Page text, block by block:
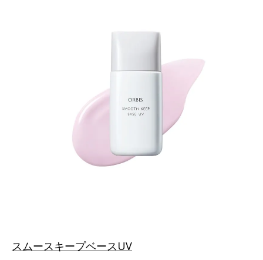
スムースキープベースUV